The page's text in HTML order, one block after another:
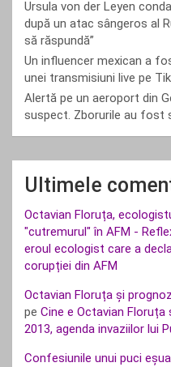
Ursula von der Leyen
după un atac sângeros al
să răspundă”
Un influencer mexican a
unei transmisiuni live pe
Alertă pe un aeroport din
suspect. Zborurile au fost
Ultimele
Octavian Floruța,
"cutremurul" în AFM -
eroul ecologist care a
corupției din AFM
Octavian Floruța și
pe Cine e Octavian
2013, agenda invaziilor lui
Confesiunile unui puci